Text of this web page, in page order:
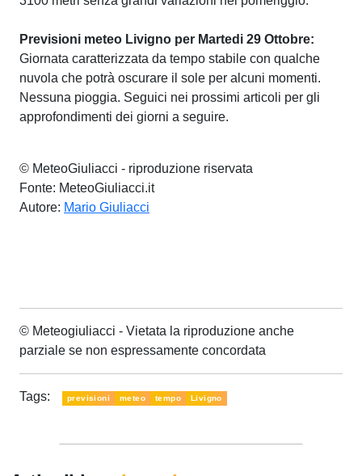
Previsioni meteo Livigno per Martedi 29 Ottobre:
Giornata caratterizzata da tempo stabile con qualche
nuvola che potrà oscurare il sole per alcuni momenti.
Nessuna pioggia. Seguici nei prossimi articoli per gli
approfondimenti dei giorni a seguire.
© MeteoGiuliacci - riproduzione riservata
Fonte: MeteoGiuliacci.it
Autore: Mario Giuliacci
© Meteogiuliacci - Vietata la riproduzione anche
parziale se non espressamente concordata
Tags: previsioni meteo tempo Livigno